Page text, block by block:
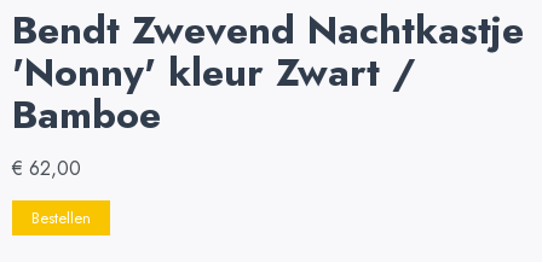
Bendt Zwevend Nachtkastje
'Nonny' kleur Zwart /
Bamboe
€ 62,00
Bestellen